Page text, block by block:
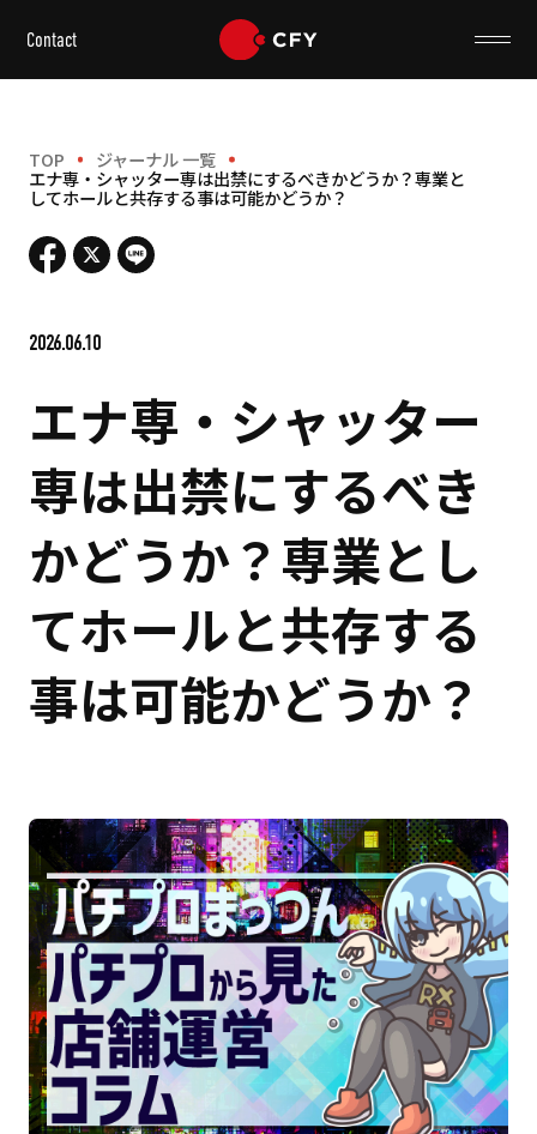
Contact
TOP ジャーナル 一覧
エナ専・シャッター専は出禁にするべきかどうか？専業と
してホールと共存する事は可能かどうか？
2026.06.10
エナ専・シャッター
専は出禁にするべき
かどうか？専業とし
てホールと共存する
事は可能かどうか？